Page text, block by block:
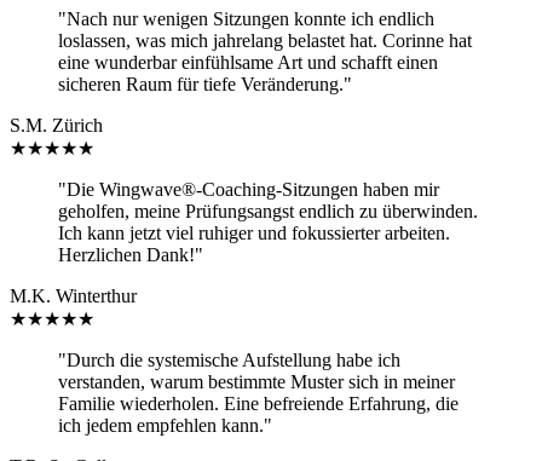
"Nach nur wenigen Sitzungen konnte ich endlich
loslassen, was mich jahrelang belastet hat. Corinne hat
eine wunderbar einfühlsame Art und schafft einen
sicheren Raum für tiefe Veränderung."
S.M. Zürich
★★★★★
"Die Wingwave®-Coaching-Sitzungen haben mir
geholfen, meine Prüfungsangst endlich zu überwinden.
Ich kann jetzt viel ruhiger und fokussierter arbeiten.
Herzlichen Dank!"
M.K. Winterthur
★★★★★
"Durch die systemische Aufstellung habe ich
verstanden, warum bestimmte Muster sich in meiner
Familie wiederholen. Eine befreiende Erfahrung, die
ich jedem empfehlen kann."